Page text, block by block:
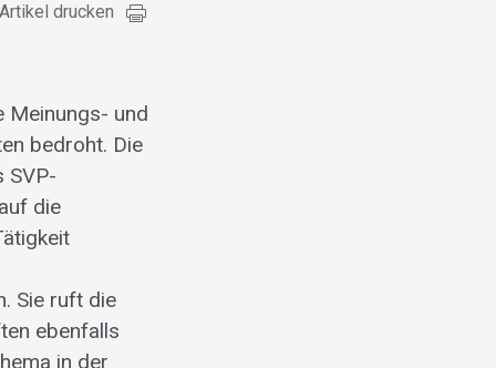
drucken
Meinungs- und
bedroht. Die
SVP-
die
Sie ruft die
ebenfalls
in der